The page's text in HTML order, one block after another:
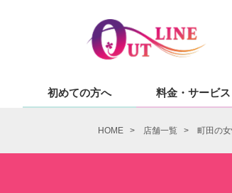
初めての方へ 料金・サービス
HOME > 店舗一覧 > 町田の女